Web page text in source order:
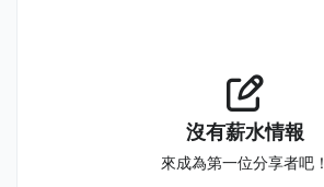
沒有薪水情報
來成為第一位分享者吧！